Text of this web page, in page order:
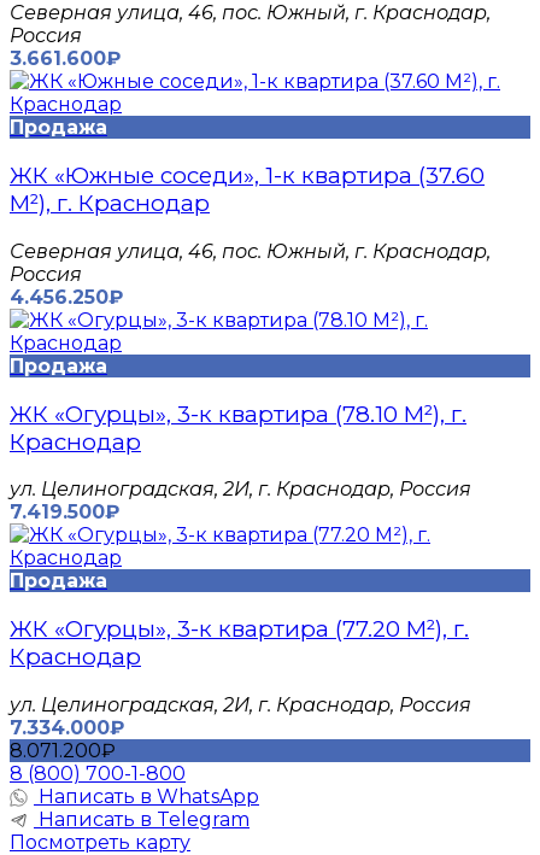
Северная улица, 46, пос. Южный, г. Краснодар,
Россия
3.661.600₽
Продажа
ЖК «Южные соседи», 1-к квартира (37.60
М²), г. Краснодар
Северная улица, 46, пос. Южный, г. Краснодар,
Россия
4.456.250₽
Продажа
ЖК «Огурцы», 3-к квартира (78.10 М²), г.
Краснодар
​ул. Целиноградская, 2И, г. Краснодар, Россия
7.419.500₽
Продажа
ЖК «Огурцы», 3-к квартира (77.20 М²), г.
Краснодар
​ул. Целиноградская, 2И, г. Краснодар, Россия
7.334.000₽
8.071.200₽
8 (800) 700-1-800
Написать в WhatsApp
Написать в Telegram
Посмотреть карту